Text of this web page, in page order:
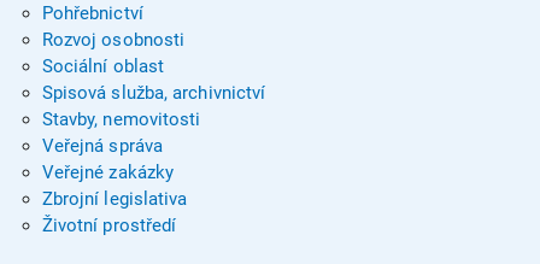
Pohřebnictví
Rozvoj osobnosti
Sociální oblast
Spisová služba, archivnictví
Stavby, nemovitosti
Veřejná správa
Veřejné zakázky
Zbrojní legislativa
Životní prostředí